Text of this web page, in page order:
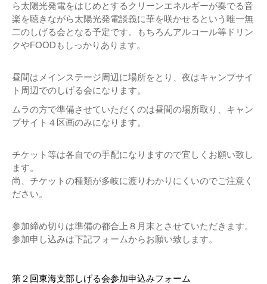
ら太陽光発電をはじめとするクリーンエネルギーが奏でる音
楽を聴きながら太陽光発電談義に華を咲かせるという唯一無
二のしげる会となる予定です。もちろんアルコール等ドリン
クやFOODもしっかりあります。
昼間はメインステージ周辺に場所をとり、夜はキャンプサイ
ト周辺でのしげる会になります。
ムラの方で準備させていただくのは昼間の場所取り、キャン
プサイト４区画のみになります。
チケット等は各自での手配になりますので宜しくお願い致し
ます。
尚、チケットの種類が多岐に渡りわかりにくいのでご注意く
ださい。
参加締め切りは準備の都合上８月末とさせていただきます。
参加申し込みは下記フォームからお願い致します。
第２回東海支部しげる会参加申込みフォーム